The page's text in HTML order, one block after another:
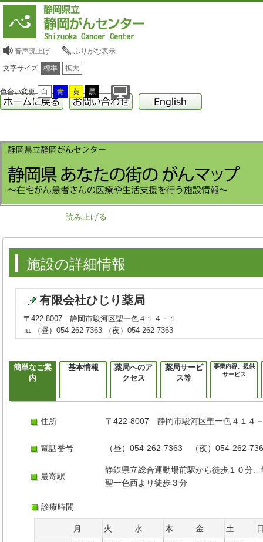
音声読上げ ふりがな表示
文字サイズ 標準 拡大
色合い変更 白 青 黄 黒
読み上げる
施設の詳細情報
有限会社ひじり薬局
〒422-8007 静岡市駿河区聖一色４１４－１
℡ （昼）054-262-7363 （夜）054-262-7363
簡単なご案
内
基本情報
薬局へのア
クセス
薬局サービ
ス等
事業内容、提供
サービス
住所 〒422-8007 静岡市駿河区聖一色４１４
電話番号 （昼）054-262-7363 （夜）054-262-
最寄駅
静鉄県立総合運動場前駅から徒歩１０分
聖一色西より徒歩３分
診療時間
月 火 水 木 金 土